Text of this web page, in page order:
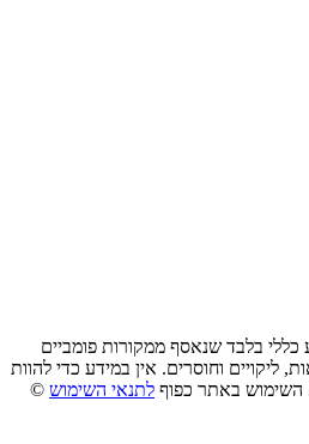
בלבד שנאסף ממקורות פומביים
ליקויים וחוסרים. אין במידע כדי להוות
השימוש באתר כפוף לתנאי השימוש ©